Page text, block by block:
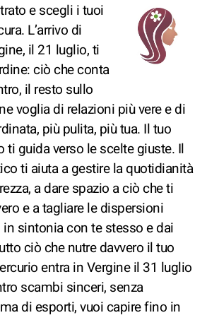
e scegli i tuoi
L’arrivo di
il 21 luglio, ti
ciò che conta
il resto sullo
voglia di relazioni più vere e di
più pulita, più tua. Il tuo
ti guida verso le scelte giuste. Il
ti aiuta a gestire la quotidianità
a dare spazio a ciò che ti
e a tagliare le dispersioni
sintonia con te stesso e dai
ciò che nutre davvero il tuo
entra in Vergine il 31 luglio
scambi sinceri, senza
di esporti, vuoi capire fino in